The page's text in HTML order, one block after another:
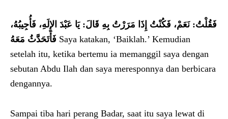
فَقُلْتُ: نَعَمْ، فَكُنْتُ إِذَا مَرَرْتُ بِهِ قَالَ: يَا عَبْدَ الإِلَهِ، فَأُجِيبُهُ،
فَأَتَحَدَّثُ مَعَهُ Saya katakan, ‘Baiklah.’ Kemudian
setelah itu, ketika bertemu ia memanggil saya dengan
sebutan Abdu Ilah dan saya meresponnya dan berbicara
dengannya.
Sampai tiba hari perang Badar, saat itu saya lewat di